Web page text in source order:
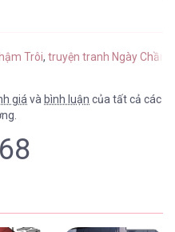
Trôi, truyện tranh Ngày Chầm
giávà bình luận của tất cả các
68